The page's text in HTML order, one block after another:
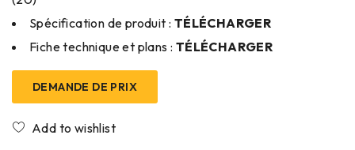
Spécification de produit : TÉLÉCHARGER
Fiche technique et plans : TÉLÉCHARGER
DEMANDE DE PRIX